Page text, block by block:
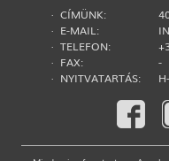
· CÍMÜNK:
· E-MAIL:
· TELEFON:
· FAX:
-
· NYITVATARTÁS: